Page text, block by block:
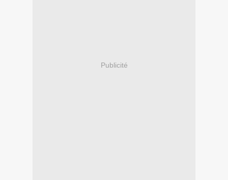
Publicité